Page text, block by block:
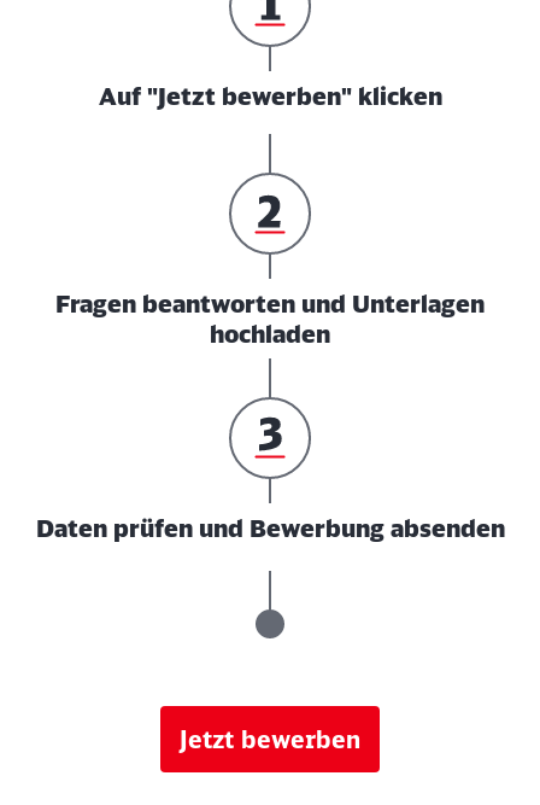
Auf "Jetzt bewerben" klicken
Fragen beantworten und Unterlagen
hochladen
Daten prüfen und Bewerbung absenden
Jetzt bewerben